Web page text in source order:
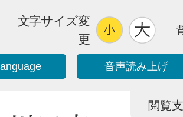
文字サイズ変
更
音声読み上げ
閲覧